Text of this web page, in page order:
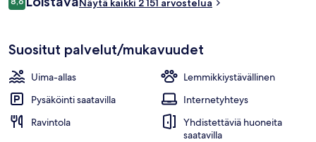
8,6 kautta 10. Näytä kaikki 2 151 arvostelua
Suositut palvelut/mukavuudet
Uima-allas
Lemmikkiystävällinen
Pysäköinti saatavilla
Internetyhteys
Ravintola
Yhdistettäviä huoneita
saatavilla